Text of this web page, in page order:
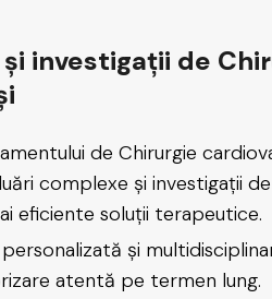
investigații de
de Chirurgie
complexe și investigații
eficiente soluții terapeutice.
și
atentă pe termen lung.